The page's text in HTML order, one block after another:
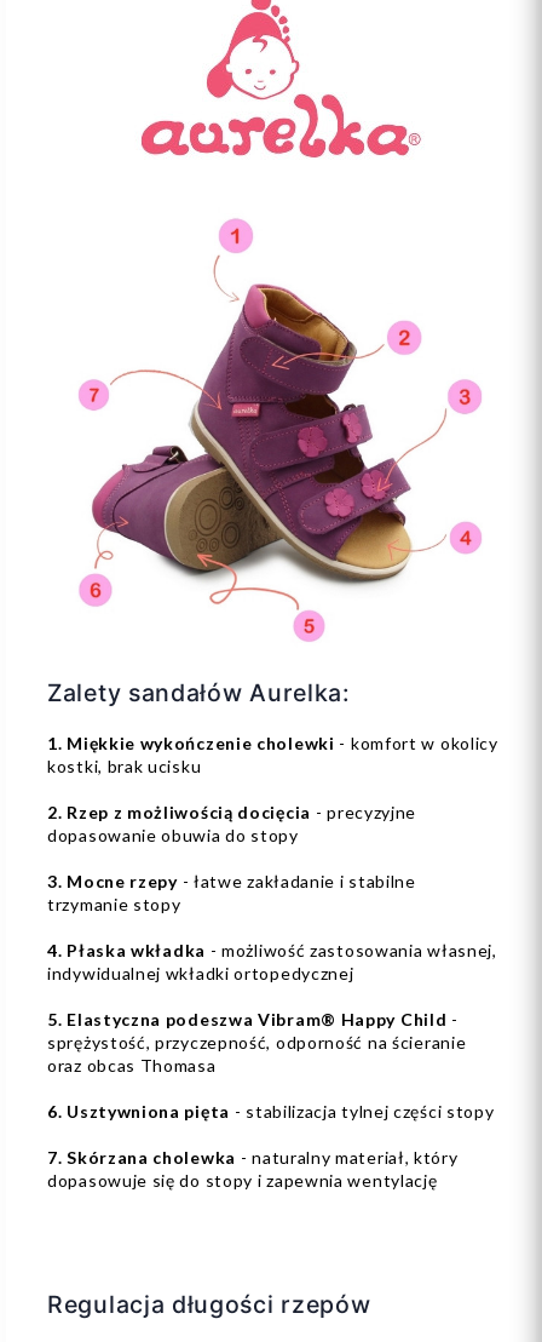
Zalety sandałów Aurelka:
1. Miękkie wykończenie cholewki - komfort w okolicy
kostki, brak ucisku
2. Rzep z możliwością docięcia - precyzyjne
dopasowanie obuwia do stopy
3. Mocne rzepy- łatwe zakładanie i stabilne
trzymanie stopy
4. Płaska wkładka - możliwość zastosowania własnej,
indywidualnej wkładki ortopedycznej
5. Elastyczna podeszwa Vibram® Happy Child -
sprężystość, przyczepność, odporność na ścieranie
oraz obcas Thomasa
6. Usztywniona pięta - stabilizacja tylnej części stopy
7. Skórzana cholewka - naturalny materiał, który
dopasowuje się do stopy i zapewnia wentylację
Regulacja długości rzepów